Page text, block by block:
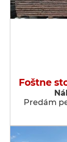
Foštne
Predám